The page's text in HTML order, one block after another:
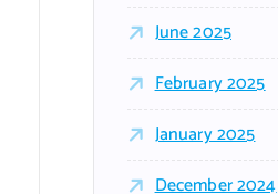
June 2025
February 2025
January 2025
December 2024